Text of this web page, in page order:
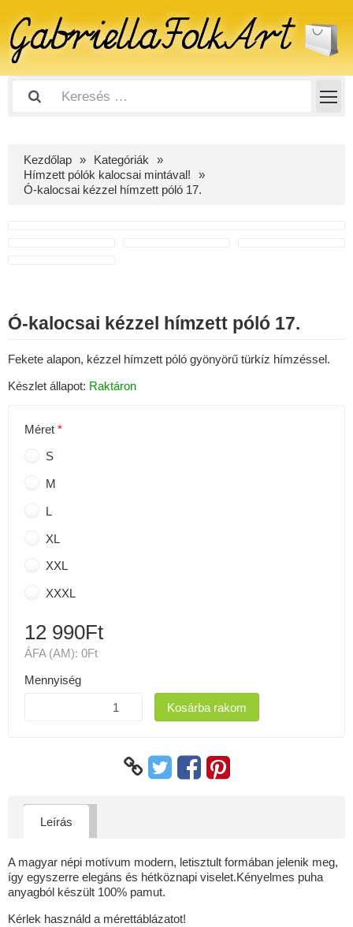
Kezdőlap
Kategóriák
Hímzett pólók kalocsai mintával!
Ó-kalocsai kézzel hímzett póló 17.
Ó-kalocsai kézzel hímzett póló 17.
Fekete alapon, kézzel hímzett póló gyönyörű türkíz hímzéssel.
Készlet állapot: Raktáron
Méret
S
M
L
XL
XXL
XXXL
12 990Ft
ÁFA (AM): 0Ft
Mennyiség
Kosárba rakom
Leírás
A magyar népi motívum modern, letisztult formában jelenik meg,
így egyszerre elegáns és hétköznapi viselet.Kényelmes puha
anyagból készült 100% pamut.
Kérlek használd a mérettáblázatot!